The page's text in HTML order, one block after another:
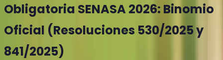
Obligatoria SENASA 2026: Binomio
Oficial (Resoluciones 530/2025 y
841/2025)